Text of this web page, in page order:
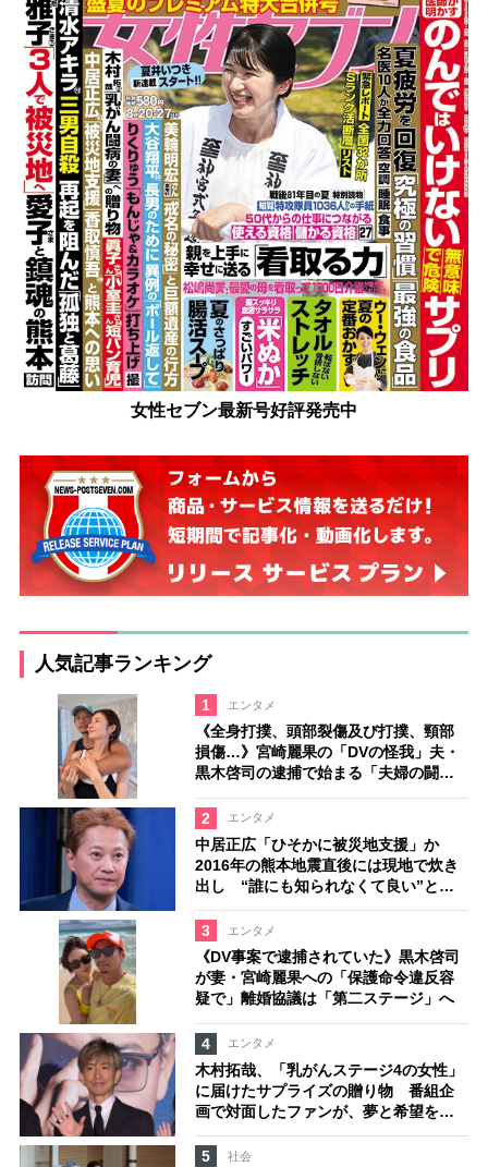
女性セブン最新号好評発売中
人気記事ランキング
1 エンタメ
《全身打撲、頭部裂傷及び打撲、頸部
損傷…》宮崎麗果の「DVの怪我」夫・
黒木啓司の逮捕で始まる「夫婦の闘
2
エンタメ
中居正広「ひそかに被災地支援」か
2016年の熊本地震直後には現地で炊き
出し “誰にも知られなくて良い”と、
むしろ強まる福祉活動への思い
3
エンタメ
《DV事案で逮捕されていた》黒木啓司
が妻・宮崎麗果への「保護命令違反容
疑で」離婚協議は「第二ステージ」へ
4 エンタメ
木村拓哉、「乳がんステージ4の女性」
に届けたサプライズの贈り物 番組企
画で対面したファンが、夢と希望を与
える心遣いに「うれしくて号泣しまし
た」
5 社会